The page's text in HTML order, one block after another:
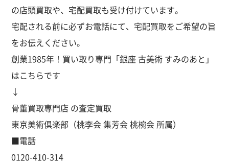
の店頭買取や、宅配買取も受け付けています。
宅配される前に必ずお電話にて、宅配買取をご希望の旨
をお伝えください。
創業1985年！買い取り専門「銀座 古美術 すみのあと」
はこちらです
↓
骨董買取専門店 の査定買取
東京美術倶楽部（桃李会 集芳会 桃椀会 所属）
■電話
0120-410-314